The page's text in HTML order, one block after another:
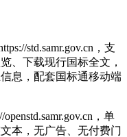
std.samr.gov.cn，支
、下载现行国标全文，
息，配套国标通移动端
，单
本，无广告、无付费门